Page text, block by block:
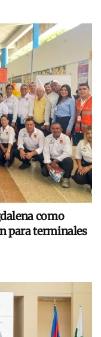
como
para terminales